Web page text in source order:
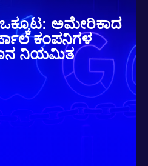
ಅಮೇರಿಕಾದ
ಕಂಪನಿಗಳ
ನಿಯಮಿತ